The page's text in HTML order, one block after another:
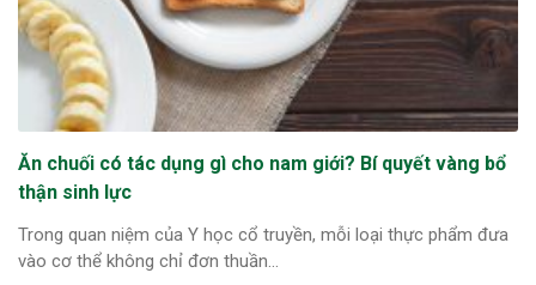
Ăn chuối có tác dụng gì cho nam giới? Bí quyết vàng bổ
thận sinh lực
Trong quan niệm của Y học cổ truyền, mỗi loại thực phẩm đưa
vào cơ thể không chỉ đơn thuần...